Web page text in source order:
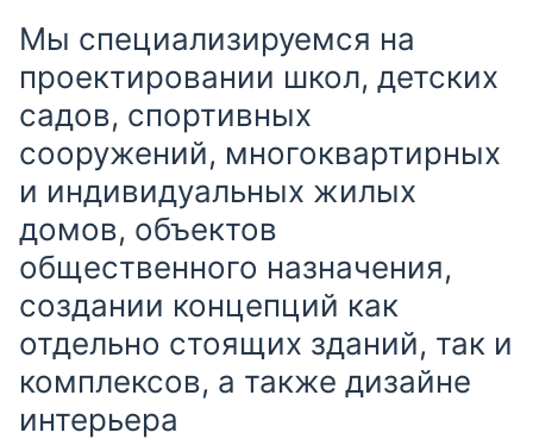
Мы специализируемся на
проектировании школ, детских
садов, спортивных
сооружений, многоквартирных
и индивидуальных жилых
домов, объектов
общественного назначения,
создании концепций как
отдельно стоящих зданий, так и
комплексов, а также дизайне
интерьера